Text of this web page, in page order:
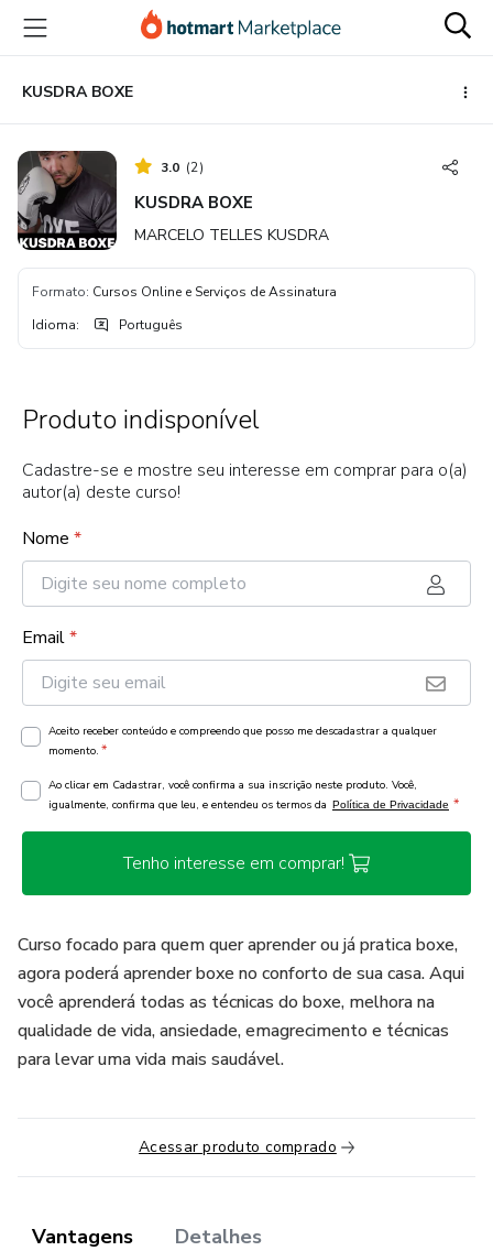
para
conteúdo
principal
para
pagamento
para
rodapé
KUSDRA BOXE
3.0 (2)
KUSDRA BOXE
MARCELO TELLES KUSDRA
Formato: Cursos Online e Serviços de Assinatura
Idioma: Português
Produto indisponível
Cadastre-se e mostre seu interesse em comprar para o(a)
autor(a) deste curso!
Nome *
Email*
Aceito receber conteúdo e compreendo que posso me descadastrar a qualquer
momento. *
Ao clicar em Cadastrar, você confirma a sua inscrição neste produto. Você,
igualmente, confirma que leu, e entendeu os termos da Política de Privacidade *
Tenho interesse em comprar!
Curso focado para quem quer aprender ou já pratica boxe,
agora poderá aprender boxe no conforto de sua casa. Aqui
você aprenderá todas as técnicas do boxe, melhora na
qualidade de vida, ansiedade, emagrecimento e técnicas
para levar uma vida mais saudável.
Acessar produto comprado
Vantagens Detalhes